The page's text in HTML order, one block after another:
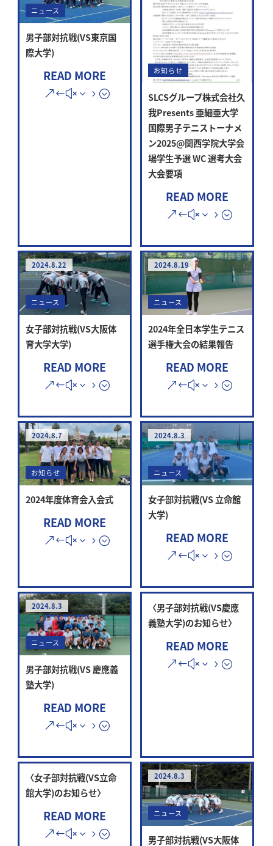
ニュース
男子部対抗戦(VS東京国
際大学)
READ MORE お知らせ
SLCSグループ株式会社久
我Presents 亜細亜大学
国際男子テニストーナメ
ン2025@関西学院大学会
場学生予選 WC 選考大会
大会要項
READ MORE
2024.8.22
ニュース
女子部対抗戦(VS大阪体
育大学大学)
READ MORE
2024.8.19
ニュース
2024年全日本学生テニス
選手権大会の結果報告
READ MORE
2024.8.7
お知らせ
2024年度体育会入会式
READ MORE
2024.8.3
ニュース
女子部対抗戦(VS 立命館
大学)
READ MORE
2024.8.3
ニュース
男子部対抗戦(VS 慶應義
塾大学)
READ MORE
〈男子部対抗戦(VS慶應
義塾大学)のお知らせ〉
READ MORE
〈女子部対抗戦(VS立命
館大学)のお知らせ〉
READ MORE
2024.8.3
ニュース
男子部対抗戦(VS大阪体